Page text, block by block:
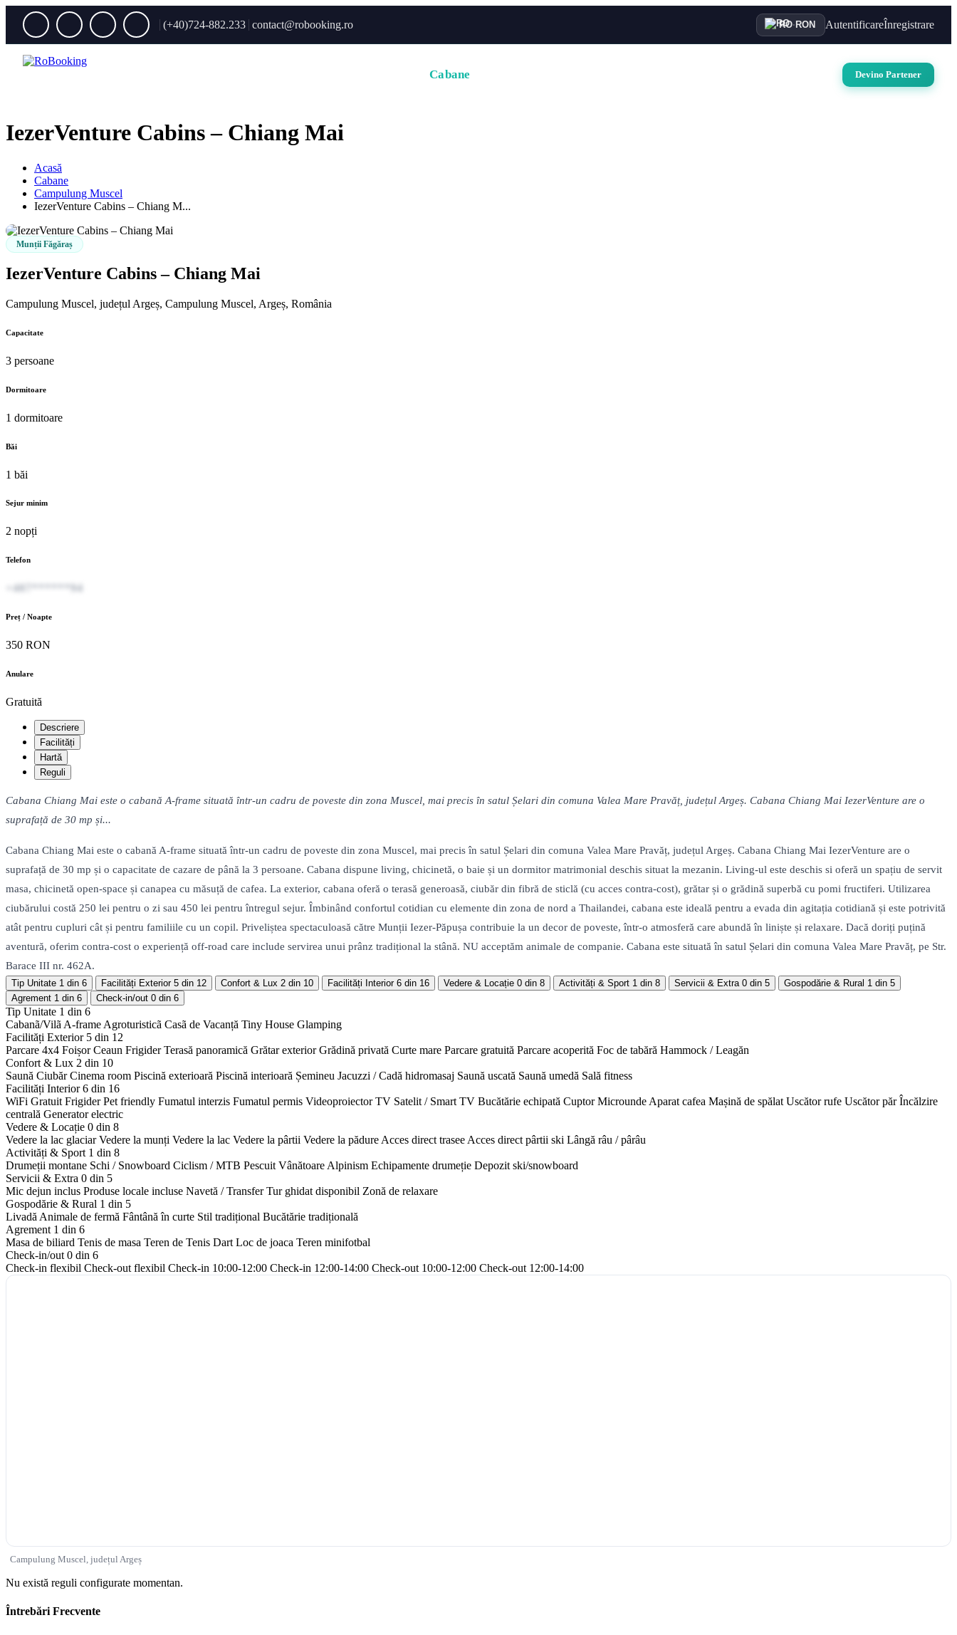
(+40)724-882.233 contact@robooking.ro RO· RON AutentificareÎnregistrare
Cabane Devino Partener
IezerVenture Cabins – Chiang Mai
Acasă
Cabane
Campulung Muscel
IezerVenture Cabins – Chiang M...
Munții Făgăraș
IezerVenture Cabins – Chiang Mai
Campulung Muscel, județul Argeș, Campulung Muscel, Argeș, România
Capacitate
3 persoane
Dormitoare
1 dormitoare
Băi
1 băi
Sejur minim
2 nopți
Telefon
+407******94
Preț / Noapte
350 RON
Anulare
Gratuită
Descriere
Facilități
Hartă
Reguli
Cabana Chiang Mai este o cabană A-frame situată într-un cadru de poveste din zona Muscel, mai precis în satul Șelari din comuna Valea Mare Pravăț, județul Argeș. Cabana Chiang Mai IezerVenture are o
suprafață de 30 mp și...
Cabana Chiang Mai este o cabană A-frame situată într-un cadru de poveste din zona Muscel, mai precis în satul Șelari din comuna Valea Mare Pravăț, județul Argeș. Cabana Chiang Mai IezerVenture are o
suprafață de 30 mp și o capacitate de cazare de până la 3 persoane. Cabana dispune living, chicinetă, o baie și un dormitor matrimonial deschis situat la mezanin. Living-ul este deschis si oferă un spațiu de servit
masa, chicinetă open-space și canapea cu măsuță de cafea. La exterior, cabana oferă o terasă generoasă, ciubăr din fibră de sticlă (cu acces contra-cost), grătar și o grădină superbă cu pomi fructiferi. Utilizarea
ciubărului costă 250 lei pentru o zi sau 450 lei pentru întregul sejur. Îmbinând confortul cotidian cu elemente din zona de nord a Thailandei, cabana este ideală pentru a evada din agitația cotidiană și este potrivită
atât pentru cupluri cât și pentru familiile cu un copil. Priveliștea spectaculoasă către Munții Iezer-Păpușa contribuie la un decor de poveste, într-o atmosferă care abundă în liniște și relaxare. Dacă doriți puțină
aventură, oferim contra-cost o experiență off-road care include servirea unui prânz tradițional la stână. NU acceptăm animale de companie. Cabana este situată în satul Șelari din comuna Valea Mare Pravăț, pe Str.
Barace III nr. 462A.
Tip Unitate 1 din 6 Facilități Exterior 5 din 12 Confort & Lux 2 din 10 Facilități Interior 6 din 16 Vedere & Locație 0 din 8 Activități & Sport 1 din 8 Servicii & Extra 0 din 5 Gospodărie & Rural 1 din 5
Agrement 1 din 6 Check-in/out 0 din 6
Tip Unitate 1 din 6
Cabanã/Vilã A-frame Agroturisticã Casã de Vacanță Tiny House Glamping
Facilități Exterior 5 din 12
Parcare 4x4 Foișor Ceaun Frigider Terasă panoramică Grătar exterior Grădină privată Curte mare Parcare gratuită Parcare acoperită Foc de tabără Hammock / Leagăn
Confort & Lux 2 din 10
Saună Ciubăr Cinema room Piscină exterioară Piscină interioară Șemineu Jacuzzi / Cadă hidromasaj Saună uscată Saună umedă Sală fitness
Facilități Interior6 din 16
WiFi Gratuit Frigider Pet friendly Fumatul interzis Fumatul permis Videoproiector TV Satelit / Smart TV Bucătărie echipată Cuptor Microunde Aparat cafea Mașină de spălat Uscător rufe Uscător păr Încălzire
centrală Generator electric
Vedere & Locație 0 din 8
Vedere la lac glaciar Vedere la munți Vedere la lac Vedere la pârtii Vedere la pădure Acces direct trasee Acces direct pârtii ski Lângă râu / pârâu
Activități & Sport 1 din 8
Drumeții montane Schi / Snowboard Ciclism / MTB Pescuit Vânătoare Alpinism Echipamente drumeție Depozit ski/snowboard
Servicii & Extra 0 din 5
Mic dejun inclus Produse locale incluse Navetă / Transfer Tur ghidat disponibil Zonă de relaxare
Gospodărie & Rural 1 din 5
Livadă Animale de fermă Fântână în curte Stil tradițional Bucătărie tradițională
Agrement 1 din 6
Masa de biliard Tenis de masa Teren de Tenis Dart Loc de joaca Teren minifotbal
Check-in/out 0 din 6
Check-in flexibil Check-out flexibil Check-in 10:00-12:00 Check-in 12:00-14:00 Check-out 10:00-12:00 Check-out 12:00-14:00
Campulung Muscel, județul Argeș
Nu există reguli configurate momentan.
Întrebări Frecvente